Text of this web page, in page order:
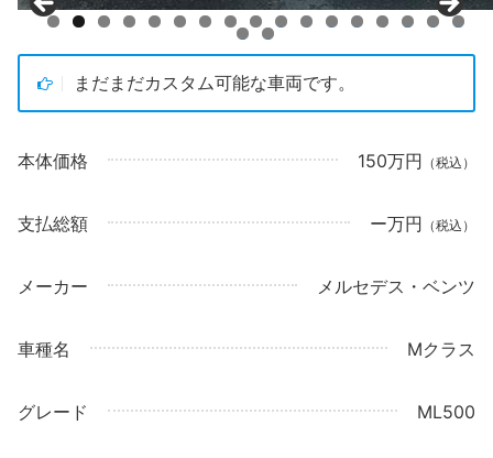
0 1 2 3 4 5 6 7
8
9
まだまだカスタム可能な車両です。
本体価格 150万円 （税込）
支払総額 ー万円 （税込）
メーカー メルセデス・ベンツ
車種名 Mクラス
グレード ML500